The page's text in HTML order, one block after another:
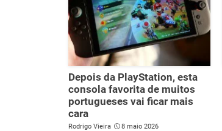
Depois da PlayStation, esta
consola favorita de muitos
portugueses vai ficar mais
cara
Rodrigo Vieira 8 maio 2026